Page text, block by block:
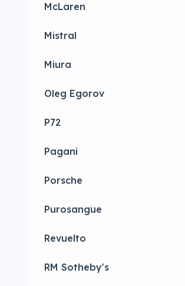
McLaren
Mistral
Miura
Oleg Egorov
P72
Pagani
Porsche
Purosangue
Revuelto
RM Sotheby's